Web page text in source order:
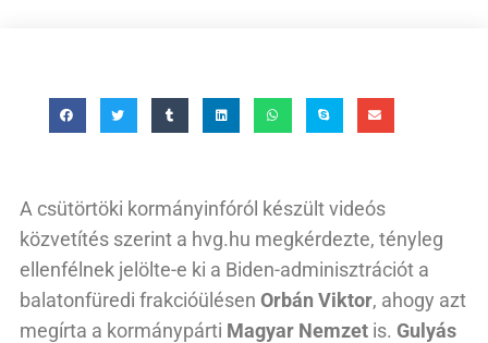
A csütörtöki kormányinfóról készült videós
közvetítés szerint a hvg.hu megkérdezte, tényleg
ellenfélnek jelölte-e ki a Biden-adminisztrációt a
balatonfüredi frakcióülésen Orbán Viktor, ahogy azt
megírta a kormánypárti Magyar Nemzet is. Gulyás